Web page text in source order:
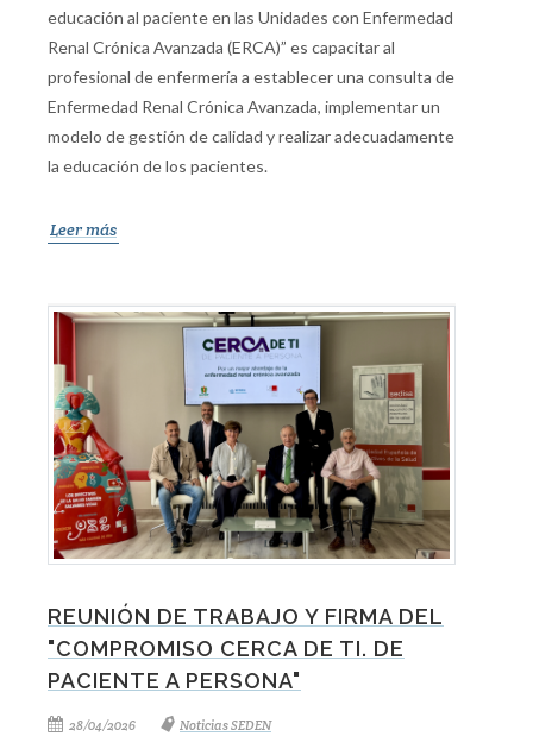
educación al paciente en las Unidades con Enfermedad
Renal Crónica Avanzada (ERCA)” es capacitar al
profesional de enfermería a establecer una consulta de
Enfermedad Renal Crónica Avanzada, implementar un
modelo de gestión de calidad y realizar adecuadamente
la educación de los pacientes.
Leer más
REUNIÓN DE TRABAJO Y FIRMA DEL
"COMPROMISO CERCA DE TI. DE
PACIENTE A PERSONA"
28/04/2026 Noticias SEDEN